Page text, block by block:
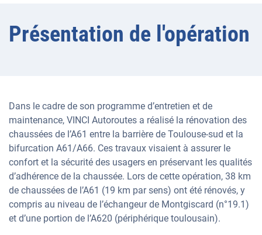
Présentation de l'opération
Dans le cadre de son programme d’entretien et de
maintenance, VINCI Autoroutes a réalisé la rénovation des
chaussées de l’A61 entre la barrière de Toulouse-sud et la
bifurcation A61/A66. Ces travaux visaient à assurer le
confort et la sécurité des usagers en préservant les qualités
d’adhérence de la chaussée. Lors de cette opération, 38 km
de chaussées de l’A61 (19 km par sens) ont été rénovés, y
compris au niveau de l’échangeur de Montgiscard (n°19.1)
et d’une portion de l’A620 (périphérique toulousain).